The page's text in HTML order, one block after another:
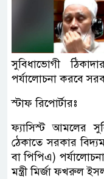
সুবিধাভোগী
পর্যালোচনা করবে
স্টাফ রিপোর্টারঃ
ফ্যাসিস্ট আমলের
ঠেকাতে সরকার
বা পিপিএ)
মন্ত্রী মির্জা ফখরুল